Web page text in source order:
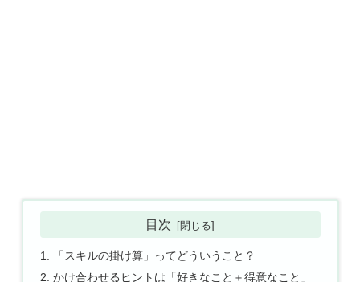
目次
「スキルの掛け算」ってどういうこと？
かけ合わせるヒントは「好きなこと＋得意なこと」